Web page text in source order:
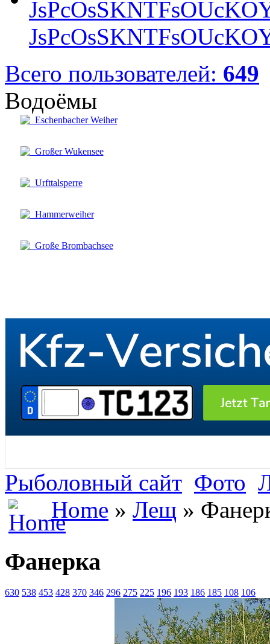
Всего пользователей: 649
Водоёмы
Eschenbacher Weiher
Großer Wukensee
Urfttalsperre
Hammerweiher
Große Brombachsee
Рыболовный сайт Фото
Home » Лещ »
Фанерка
630 538 453 428 370 346 296 275 225 196 193 186 185 108 106